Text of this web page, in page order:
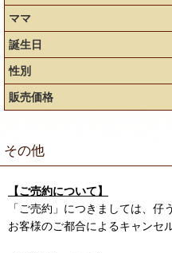
ママ
誕生日
性別
販売価格
その他
【ご売約について】
「ご売約」につきましては、
お客様のご都合によるキャンセ